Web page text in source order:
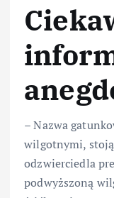
– Nazwa
wilgotnymi,
odzwierciedla
podwyższoną